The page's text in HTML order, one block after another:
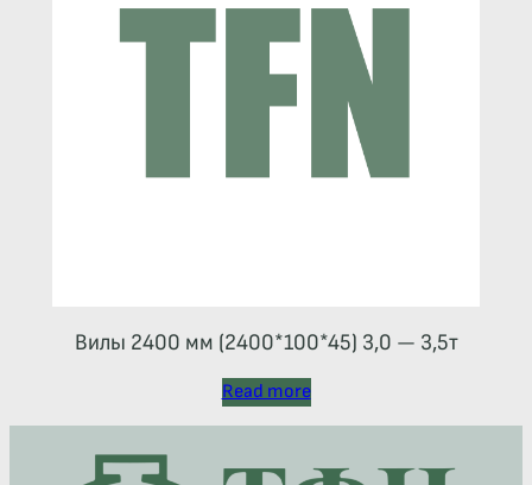
Вилы 2400 мм (2400*100*45) 3,0 — 3,5т
Read more